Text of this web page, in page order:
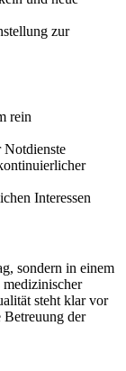
zur
rein
Notdienste
Interessen
sondern in einem
steht klar vor
der